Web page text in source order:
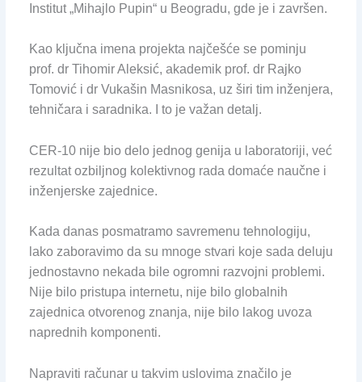
Institut „Mihajlo Pupin“ u Beogradu, gde je i završen.
Kao ključna imena projekta najčešće se pominju
prof. dr Tihomir Aleksić, akademik prof. dr Rajko
Tomović i dr Vukašin Masnikosa, uz širi tim inženjera,
tehničara i saradnika. I to je važan detalj.
CER-10 nije bio delo jednog genija u laboratoriji, već
rezultat ozbiljnog kolektivnog rada domaće naučne i
inženjerske zajednice.
Kada danas posmatramo savremenu tehnologiju,
lako zaboravimo da su mnoge stvari koje sada deluju
jednostavno nekada bile ogromni razvojni problemi.
Nije bilo pristupa internetu, nije bilo globalnih
zajednica otvorenog znanja, nije bilo lakog uvoza
naprednih komponenti.
Napraviti računar u takvim uslovima značilo je